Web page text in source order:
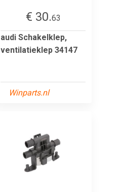
€ 30.63
audi Schakelklep,
ventilatieklep 34147
Winparts.nl